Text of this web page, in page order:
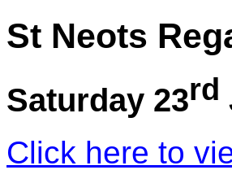
St Neots
Saturday 23rd
Click here to